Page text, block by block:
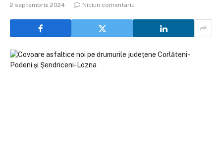
2 septembrie 2024 Niciun comentariu